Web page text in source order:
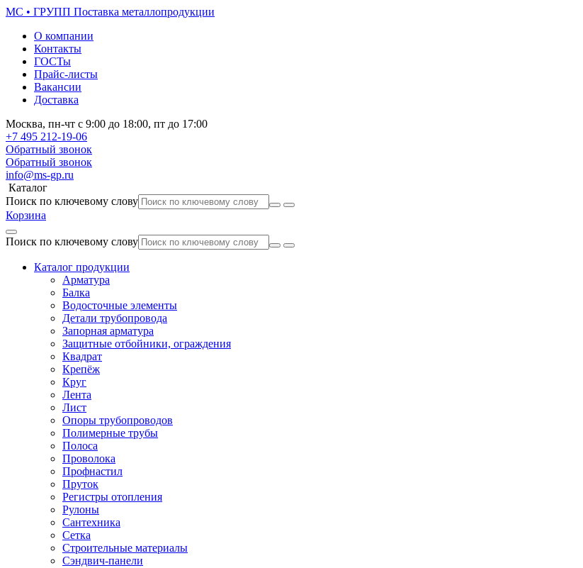
МС • ГРУПП Поставка металлопродукции
О компании
Контакты
ГОСТы
Прайс-листы
Вакансии
Доставка
Москва, пн-чт с 9:00 до 18:00, пт до 17:00
+7 495 212-19-06
Обратный звонок
Обратный звонок
info@ms-gp.ru
Каталог
Поиск по ключевому слову
Корзина
Поиск по ключевому слову
Каталог продукции
Арматура
Балка
Водосточные элементы
Детали трубопровода
Запорная арматура
Защитные отбойники, ограждения
Квадрат
Крепёж
Круг
Лента
Лист
Опоры трубопроводов
Полимерные трубы
Полоса
Проволока
Профнастил
Пруток
Регистры отопления
Рулоны
Сантехника
Сетка
Строительные материалы
Сэндвич-панели